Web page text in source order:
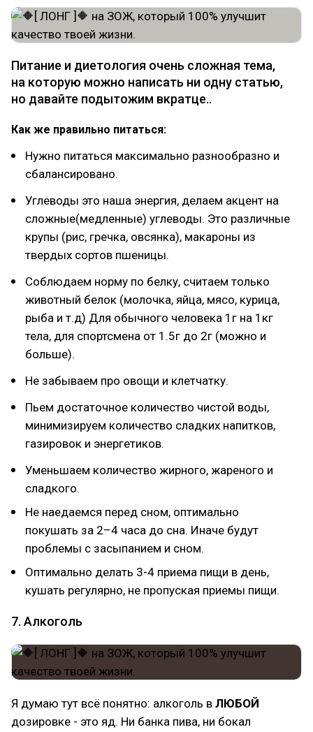
Питание и диетология очень сложная тема,
на которую можно написать ни одну статью,
но давайте подытожим вкратце..
Как же правильно питаться:
Нужно питаться максимально разнообразно и
сбалансировано.
Углеводы это наша энергия, делаем акцент на
сложные(медленные) углеводы. Это различные
крупы (рис, гречка, овсянка), макароны из
твердых сортов пшеницы.
Соблюдаем норму по белку, считаем только
животный белок (молочка, яйца, мясо, курица,
рыба и т.д) Для обычного человека 1г на 1кг
тела, для спортсмена от 1.5г до 2г (можно и
больше).
Не забываем про овощи и клетчатку.
Пьем достаточное количество чистой воды,
минимизируем количество сладких напитков,
газировок и энергетиков.
Уменьшаем количество жирного, жареного и
сладкого.
Не наедаемся перед сном, оптимально
покушать за 2–4 часа до сна. Иначе будут
проблемы с засыпанием и сном.
Оптимально делать 3-4 приема пищи в день,
кушать регулярно, не пропуская приемы пищи.
7. Алкоголь
Я думаю тут всё понятно: алкоголь в ЛЮБОЙ
дозировке - это яд. Ни банка пива, ни бокал